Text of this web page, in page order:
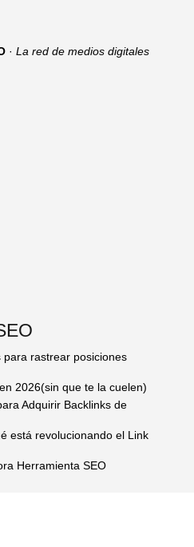
· La red de medios digitales
rastrear posiciones
2026(sin que te la cuelen)
Adquirir Backlinks de
está revolucionando el Link
Herramienta SEO